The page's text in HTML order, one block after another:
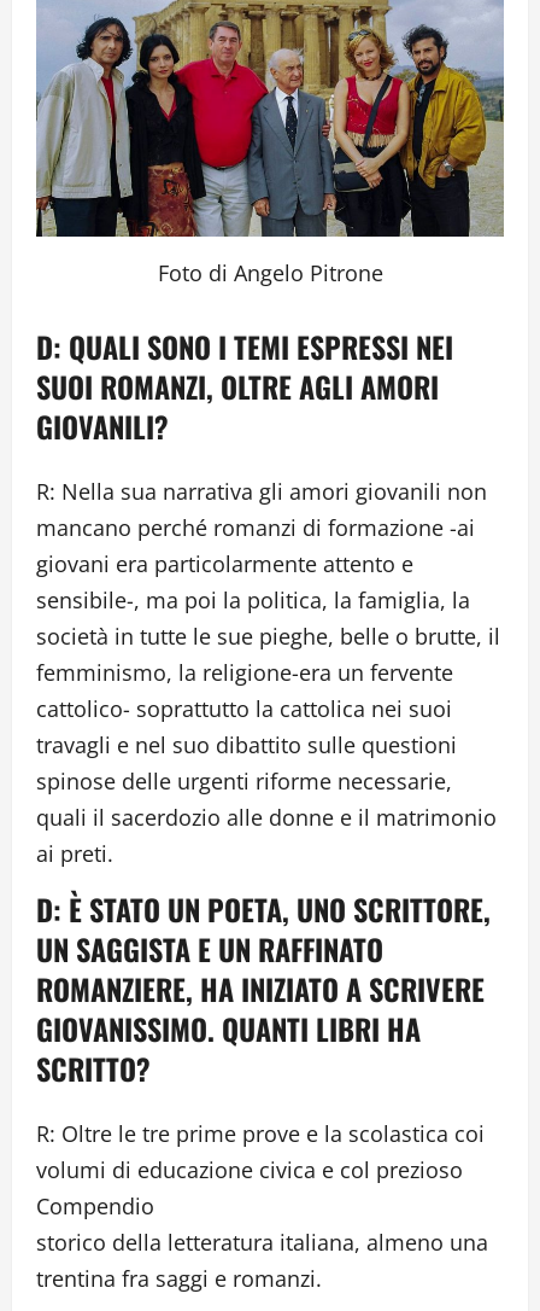
Foto di Angelo Pitrone
D: QUALI SONO I TEMI ESPRESSI NEI
SUOI ROMANZI, OLTRE AGLI AMORI
GIOVANILI?
R: Nella sua narrativa gli amori giovanili non
mancano perché romanzi di formazione -ai
giovani era particolarmente attento e
sensibile-, ma poi la politica, la famiglia, la
società in tutte le sue pieghe, belle o brutte, il
femminismo, la religione-era un fervente
cattolico- soprattutto la cattolica nei suoi
travagli e nel suo dibattito sulle questioni
spinose delle urgenti riforme necessarie,
quali il sacerdozio alle donne e il matrimonio
ai preti.
D: È STATO UN POETA, UNO SCRITTORE,
UN SAGGISTA E UN RAFFINATO
ROMANZIERE, HA INIZIATO A SCRIVERE
GIOVANISSIMO. QUANTI LIBRI HA
SCRITTO?
R: Oltre le tre prime prove e la scolastica coi
volumi di educazione civica e col prezioso
Compendio
storico della letteratura italiana, almeno una
trentina fra saggi e romanzi.